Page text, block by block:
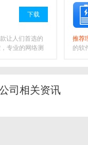
下载
让人们首选的
专业的网络测
推荐
的软
司相关资讯